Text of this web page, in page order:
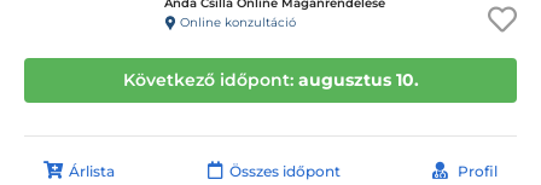
Online konzultáció
Következő időpont: augusztus 10.
Árlista Összes időpont Profil